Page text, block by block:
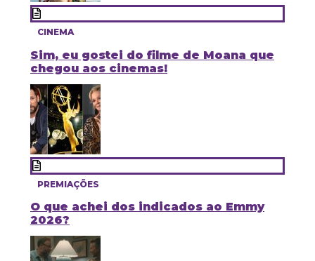
CINEMA
Sim, eu gostei do filme de Moana que
chegou aos cinemas!
PREMIAÇÕES
O que achei dos indicados ao Emmy
2026?